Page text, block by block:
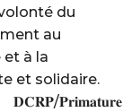
du
au
à la
et solidaire.
𝐃𝐂𝐑𝐏/𝐏𝐫𝐢𝐦𝐚𝐭𝐮𝐫𝐞